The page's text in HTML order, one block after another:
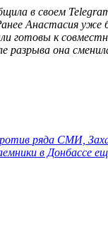
в своем
Анастасия уже
готовы к
разрыва она
ряда СМИ,
в Донбассе